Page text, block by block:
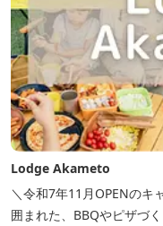
Lodge Akameto
＼令和7年11月OPENの
囲まれた、BBQやピザづ